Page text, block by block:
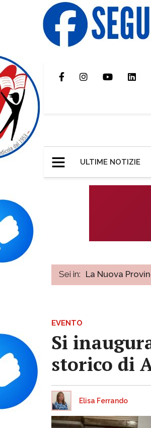
ULTIME NOTIZIE
Sei in: La Nuova
EVENTO
Si
storico di
Elisa Ferrando